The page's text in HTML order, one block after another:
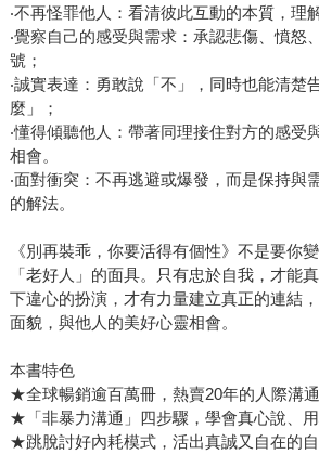
‧不再怪罪他人：看清彼此互動的本質，理
‧覺察自己的感受與需求：承認悲傷、憤怒
號；
‧誠實表達：勇敢說「不」，同時也能清楚
麼」；
‧懂得傾聽他人：帶著同理接住對方的感受
相會。
‧面對衝突：不再逃避或爆發，而是保持與
的解法。
《別再裝乖，你要活得有個性》不是要你
「老好人」的面具。只有忠於自我，才能
下違心的扮演，才有力量建立真正的連結
面貌，與他人的美好心靈相會。
本書特色
★全球暢銷逾百萬冊，熱賣20年的人際溝通
★「非暴力溝通」四步驟，學會真心說、用
★跳脫討好內耗模式，活出真誠又自在的自